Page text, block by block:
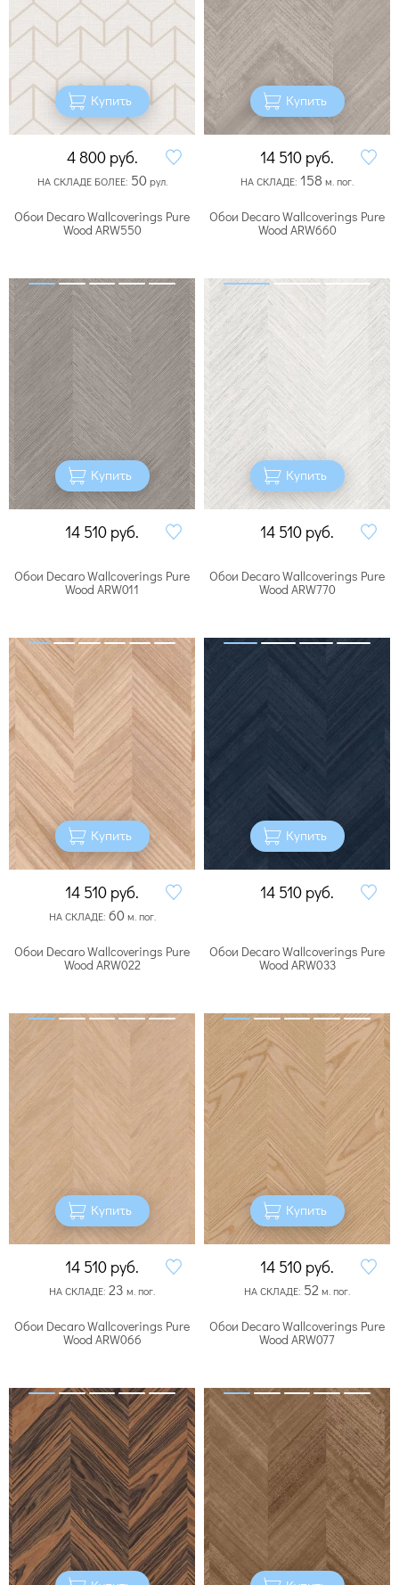
Купить
4 800 руб.
НА СКЛАДЕ БОЛЕЕ: 50рул.
Купить
14 510 руб.
НА СКЛАДЕ: 158 м. пог.
Обои Decaro Wallcoverings Pure
Wood ARW550
Купить
14 510 руб.
Обои Decaro Wallcoverings Pure
Wood ARW660
Купить
14 510 руб.
Обои Decaro Wallcoverings Pure
Wood ARW011
Купить
14 510 руб.
НА СКЛАДЕ: 60м. пог.
Обои Decaro Wallcoverings Pure
Wood ARW770
Купить
14 510 руб.
Обои Decaro Wallcoverings Pure
Wood ARW022
Купить
14 510 руб.
НА СКЛАДЕ: 23 м. пог.
Обои Decaro Wallcoverings Pure
Wood ARW033
Купить
14 510 руб.
НА СКЛАДЕ: 52 м. пог.
Обои Decaro Wallcoverings Pure
Wood ARW066
Обои Decaro Wallcoverings Pure
Wood ARW077